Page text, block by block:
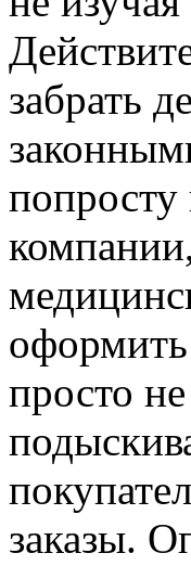
забрать
попросту
просто
заказы.